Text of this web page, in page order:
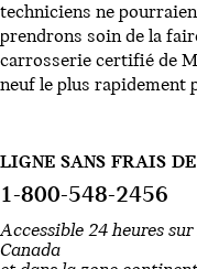
techniciens ne
prendrons soin de la
carrosserie certifié de
neuf le plus rapidement
LIGNE SANS FRAIS
1-800-548-2456
Accessible 24 heures
Canada